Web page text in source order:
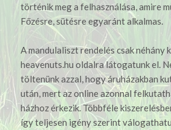
történik meg a felhasználása, amire
Főzésre, sütésre egyaránt alkalmas.
A mandulaliszt rendelés csak néhány
heavenuts.hu oldalra látogatunk el.
töltenünk azzal, hogy áruházakban
után, mert az online azonnal
házhoz érkezik. Többféle
így teljesen igény szerint